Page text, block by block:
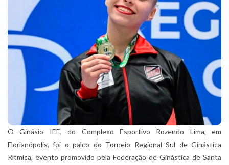
O Ginásio IEE, do Complexo Esportivo Rozendo Lima, em
Florianópolis, foi o palco do Torneio Regional Sul de Ginástica
Rítmica, evento promovido pela Federação de Ginástica de Santa